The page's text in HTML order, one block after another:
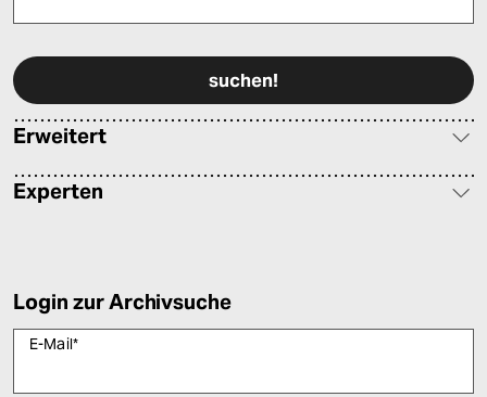
Erweitert
Experten
Login zur Archivsuche
E-Mail*